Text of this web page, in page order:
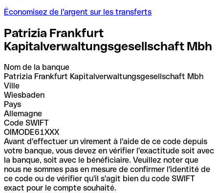
Économisez de l'argent sur les transferts
Patrizia Frankfurt
Kapitalverwaltungsgesellschaft Mbh
Nom de la banque
Patrizia Frankfurt Kapitalverwaltungsgesellschaft Mbh
Ville
Wiesbaden
Pays
Allemagne
Code SWIFT
OIMODE61XXX
Avant d'effectuer un virement à l'aide de ce code depuis
votre banque, vous devez en vérifier l'exactitude soit avec
la banque, soit avec le bénéficiaire. Veuillez noter que
nous ne sommes pas en mesure de confirmer l'identité de
ce code ou de vérifier qu'il s'agit bien du code SWIFT
exact pour le compte souhaité.